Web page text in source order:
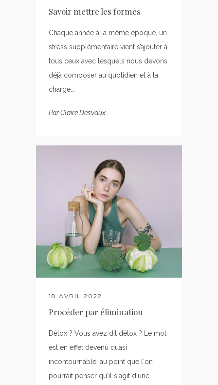
Savoir mettre les formes
Chaque année à la même époque, un
stress supplémentaire vient s’ajouter à
tous ceux avec lesquels nous devons
déjà composer au quotidien et à la
charge...
ParClaire Desvaux
18 AVRIL 2022
Procéder par élimination
Détox ? Vous avez dit détox ? Le mot
est en effet devenu quasi
incontournable, au point que l'on
pourrait penser qu'il s'agit d'une